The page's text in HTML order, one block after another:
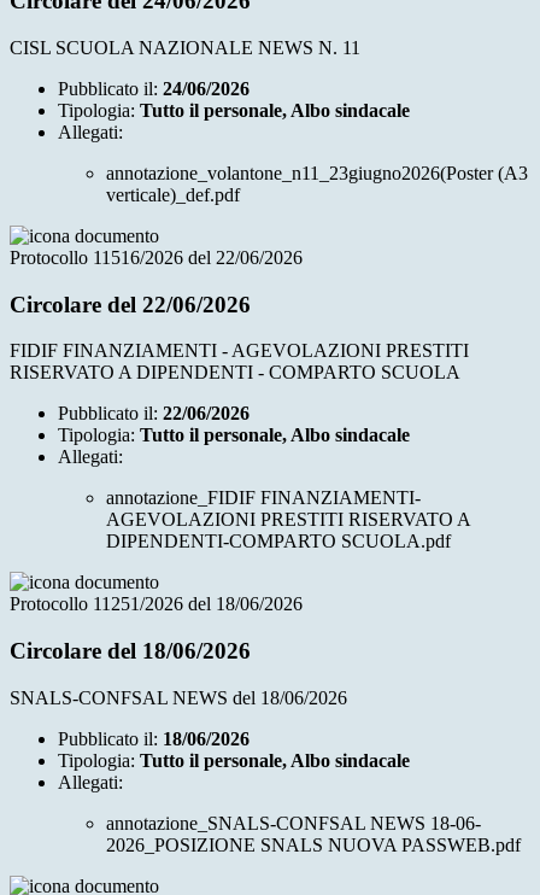
CISL SCUOLA NAZIONALE NEWS N. 11
Pubblicato il: 24/06/2026
Tipologia: Tutto il personale, Albo sindacale
Allegati:
annotazione_volantone_n11_23giugno2026(Poster (A3
verticale)_def.pdf
Protocollo 11516/2026 del 22/06/2026
Circolare del 22/06/2026
FIDIF FINANZIAMENTI - AGEVOLAZIONI PRESTITI
RISERVATO A DIPENDENTI - COMPARTO SCUOLA
Pubblicato il: 22/06/2026
Tipologia: Tutto il personale, Albo sindacale
Allegati:
annotazione_FIDIF FINANZIAMENTI-
AGEVOLAZIONI PRESTITI RISERVATO A
DIPENDENTI-COMPARTO SCUOLA.pdf
Protocollo 11251/2026 del 18/06/2026
Circolare del 18/06/2026
SNALS-CONFSAL NEWS del 18/06/2026
Pubblicato il: 18/06/2026
Tipologia: Tutto il personale, Albo sindacale
Allegati:
annotazione_SNALS-CONFSAL NEWS 18-06-
2026_POSIZIONE SNALS NUOVA PASSWEB.pdf